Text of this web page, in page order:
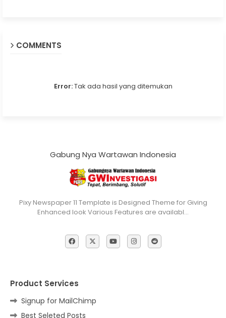
COMMENTS
Error:Tak ada hasil yang ditemukan
Gabung Nya Wartawan Indonesia
Pixy Newspaper 11 Template is Designed Theme for Giving
Enhanced look Various Features are availabl…
Product Services
Signup for MailChimp
Best Seleted Posts